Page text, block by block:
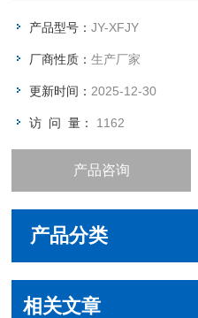
灾探测器；编码型手动火灾报
产品型号：JY-XFJY
厂商性质：生产厂家
更新时间： 2025-12-30
访 问 量： 1162
产品咨询
产品分类
相关文章